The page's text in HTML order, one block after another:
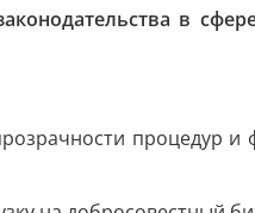
в
процедур